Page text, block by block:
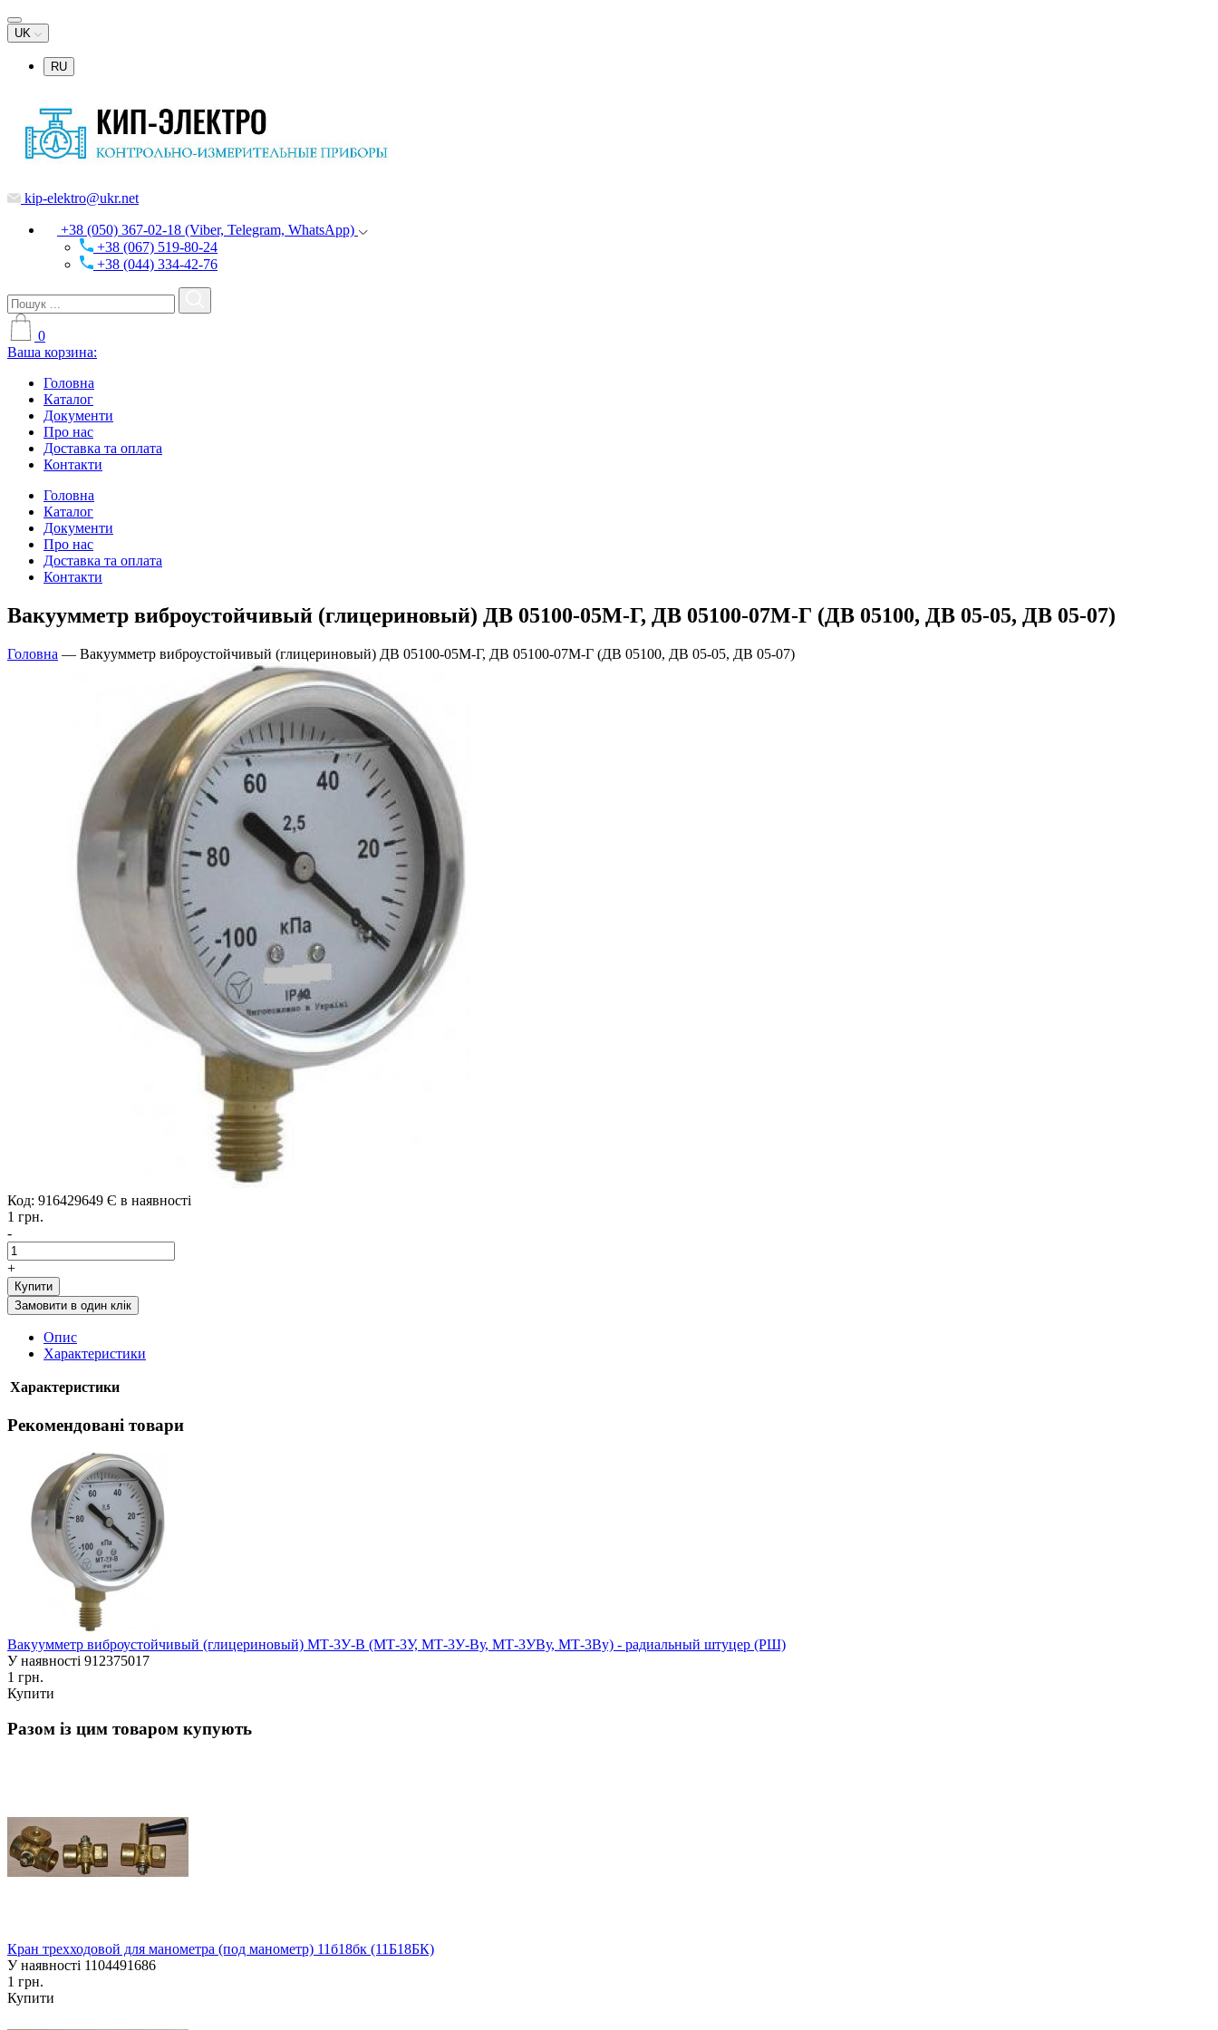
UK
RU
kip-elektro@ukr.net
+38 (050) 367-02-18 (Viber, Telegram, WhatsApp)
+38 (067) 519-80-24
+38 (044) 334-42-76
0
Ваша корзина:
Головна
Каталог
Документи
Про нас
Доставка та оплата
Контакти
Головна
Каталог
Документи
Про нас
Доставка та оплата
Контакти
Вакуумметр виброустойчивый (глицериновый) ДВ 05100-05М-Г, ДВ 05100-07М-Г (ДВ 05100, ДВ 05-05, ДВ 05-07)
Головна — Вакуумметр виброустойчивый (глицериновый) ДВ 05100-05М-Г, ДВ 05100-07М-Г (ДВ 05100, ДВ 05-05, ДВ 05-07)
Код: 916429649 Є в наявності
1 грн.
-
+
Купити
Замовити в один клік
Опис
Характеристики
Характеристики
Рекомендовані товари
Вакуумметр виброустойчивый (глицериновый) МТ-3У-В (МТ-3У, МТ-3У-Ву, МТ-3УВу, МТ-3Ву) - радиальный штуцер (РШ)
У наявності 912375017
1 грн.
Купити
Разом із цим товаром купують
Кран трехходовой для манометра (под манометр) 11б18бк (11Б18БК)
У наявності 1104491686
1 грн.
Купити